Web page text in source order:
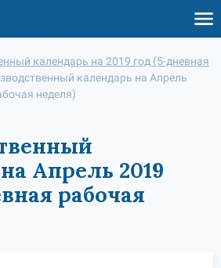
календарь на 2019 год (5-дневная
календарь на Апрель
неделя)
Апрель 2019
рабочая